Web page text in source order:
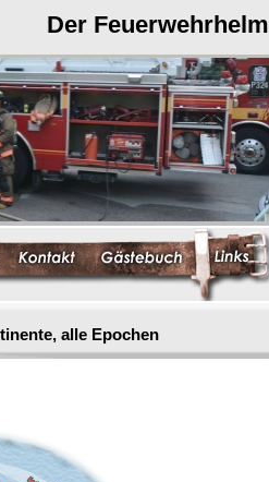
Der Feuerwehrhelm
alle Epochen